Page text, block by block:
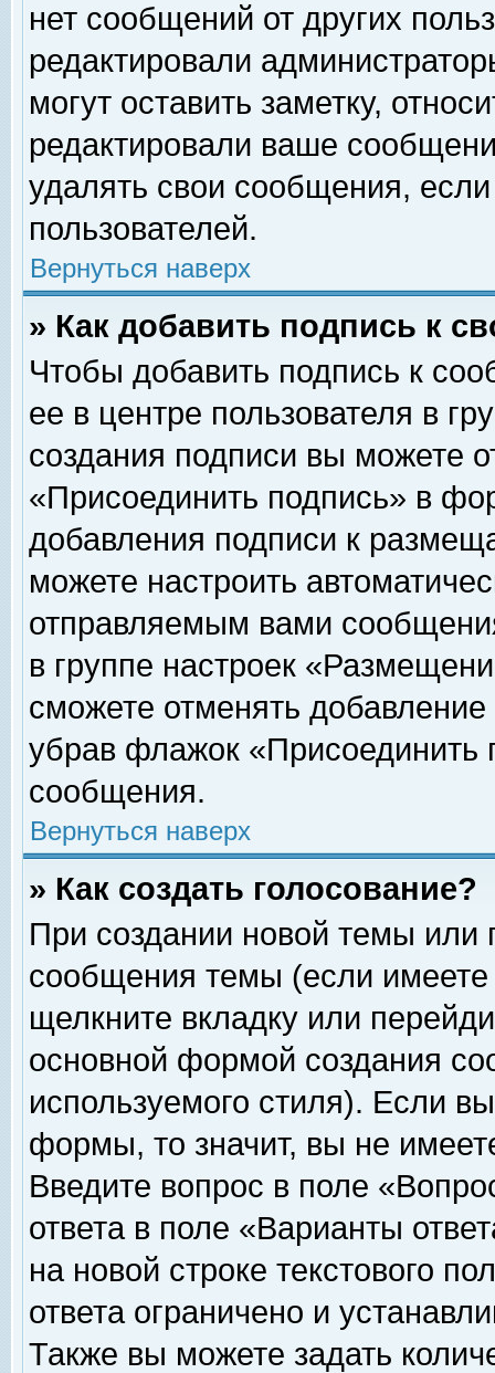
нет сообщений от других
редактировали
могут оставить заметку,
редактировали ваше
удалять свои сообщения,
пользователей.
Вернуться наверх
» Как добавить подпись к
Чтобы добавить подпись к
ее в центре пользователя в
создания подписи вы можете
«Присоединить подпись» в
добавления подписи к
можете настроить
отправляемым вами
в группе настроек
сможете отменять
убрав флажок «Присоединить
сообщения.
Вернуться наверх
» Как создать голосование?
При создании новой темы или
сообщения темы (если
щелкните вкладку или
основной формой создания
используемого стиля). Если
формы, то значит, вы не
Введите вопрос в поле
ответа в поле «Варианты
на новой строке текстового
ответа ограничено и
Также вы можете задать